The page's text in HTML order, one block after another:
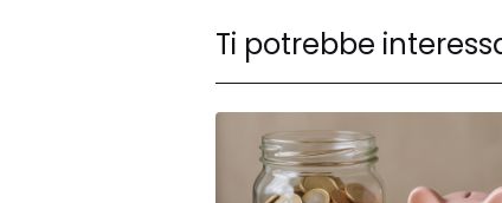
Ti potrebbe